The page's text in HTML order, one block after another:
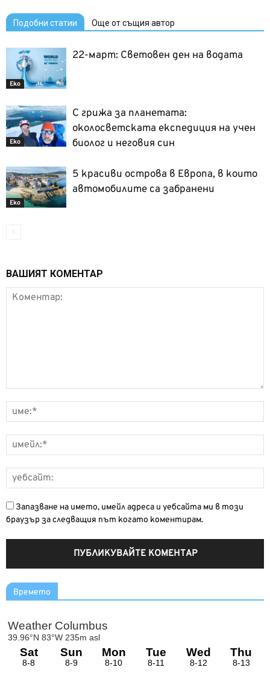
Подобни статии Още от същия автор
Еко
22-март: Световен ден на водата
Еко
С грижа за планетата:
околосветската експедиция на учен
биолог и неговия син
Еко
5 красиви острова в Европа, в които
автомобилите са забранени
ВАШИЯТ КОМЕНТАР
Запазване на името, имейл адреса и уебсайта ми в този
браузър за следващия път когато коментирам.
Времето